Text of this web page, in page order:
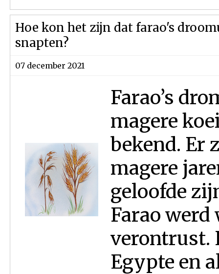
Hoe kon het zijn dat farao's
snapten?
07 december 2021
Farao’s
magere
bekend. Er
magere
geloofde
Farao werd
verontrust.
Egypte en